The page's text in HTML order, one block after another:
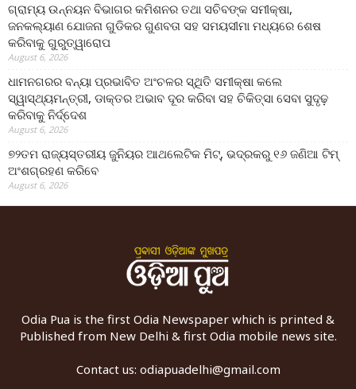
ଗ୍ରାମ୍ୟ ଉନ୍ନୟନ ବିଭାଗର କମିଶନର ତଥା ସଚିବଙ୍କ ସମୀକ୍ଷା,
ଜନକଲ୍ୟାଣ ଯୋଜନା ଗୁଡିକର ଗୁଣବତା ସହ ସମୟସୀମା ମଧ୍ୟରେ ଶେଷ
କରିବାକୁ ଗୁରୁତ୍ୱାରୋପ
August 6, 2026
ଧାମନଗରର ବନ୍ୟା ପ୍ରଭାବିତ ଅଂଚଳର ସ୍ଥିତି ସମୀକ୍ଷା କଲେ
ସ୍ୱାସ୍ଥ୍ୟମନ୍ତ୍ରୀ, ଡାକ୍ତର ଅଭାବ ଦୂର କରିବା ସହ ଚିକିତ୍ସା ସେବା ସୁଦୃଢ଼
କରିବାକୁ ନିର୍ଦ୍ଦେଶ
August 6, 2026
୭୨ତମ ରାଜ୍ୟସ୍ତରୀୟ ଜୁନିୟର ଆଥଲେଟିକ ମିଟ୍‌, ଭଦ୍ରକରୁ ୧୬ ଜଣିଆ ଟିମ୍
ଅଂଶଗ୍ରହଣ କରିବେ
August 6, 2026
Odia Pua is the first Odia Newspaper which is printed &
Published from New Delhi & first Odia mobile news site.
Contact us: odiapuadelhi@gmail.com